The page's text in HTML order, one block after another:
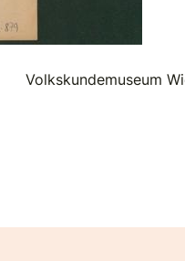
Volkskundemuseum